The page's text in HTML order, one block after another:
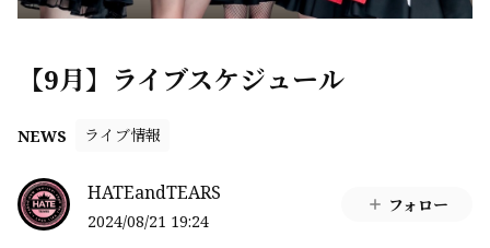
【9月】ライブスケジュール
NEWS ライブ情報
HATEandTEARS
2024/08/21 19:24
フォロー